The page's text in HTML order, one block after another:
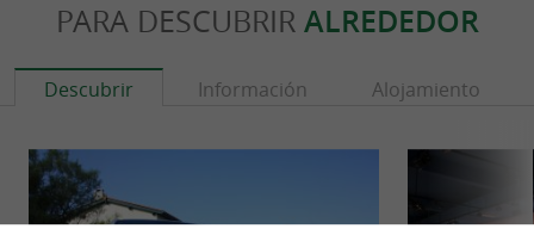
PARA DESCUBRIR ALREDEDOR
Descubrir Información Alojamiento